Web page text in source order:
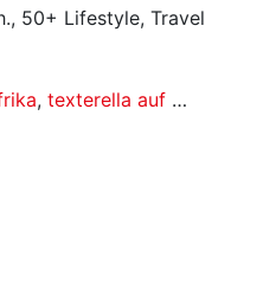
50+ Lifestyle, Travel
, texterella auf reisen